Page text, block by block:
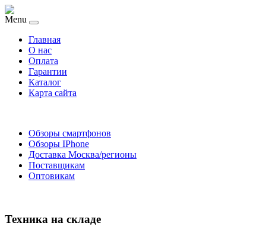
Menu
Главная
O нас
Оплата
Гарантии
Каталог
Карта сайта
Обзоры смартфонов
Обзоры IPhone
Доставка Москва/регионы
Поставщикам
Оптовикам
Техника на складе